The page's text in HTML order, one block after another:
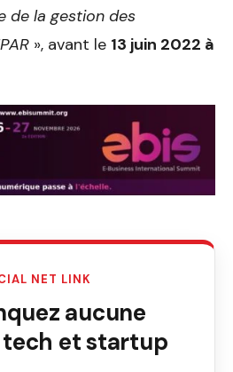
de la gestion des
», avant le 13 juin 2022 à
NET LINK
aucune
et startup